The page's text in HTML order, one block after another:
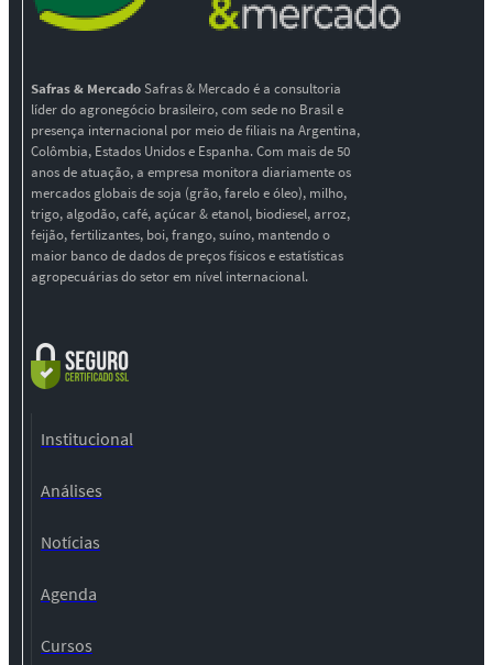
Safras & MercadoSafras & Mercado é a consultoria
líder do agronegócio brasileiro, com sede no Brasil e
presença internacional por meio de filiais na Argentina,
Colômbia, Estados Unidos e Espanha. Com mais de 50
anos de atuação, a empresa monitora diariamente os
mercados globais de soja (grão, farelo e óleo), milho,
trigo, algodão, café, açúcar & etanol, biodiesel, arroz,
feijão, fertilizantes, boi, frango, suíno, mantendo o
maior banco de dados de preços físicos e estatísticas
agropecuárias do setor em nível internacional.
Institucional
Análises
Notícias
Agenda
Cursos